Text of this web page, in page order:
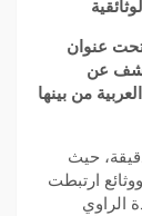
عنوان
عن
من بينها
السلسلة من 15 حلقة تدوم كل منها 15 دقيقة، حيث
ارتبطت
الراوي